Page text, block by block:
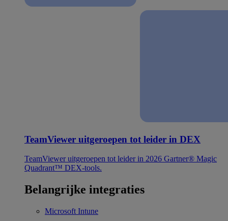
TeamViewer uitgeroepen tot leider in DEX
TeamViewer uitgeroepen tot leider in 2026 Gartner® Magic
Quadrant™ DEX-tools.
Belangrijke integraties
Microsoft Intune